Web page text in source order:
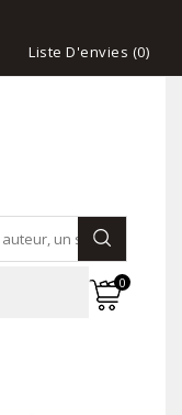
Liste D'envies (0)
0